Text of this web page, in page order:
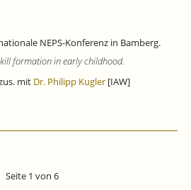
NEPS-Konferenz in Bamberg.
formation in early childhood.
mit Dr. Philipp Kugler[IAW]
Seite 1 von 6